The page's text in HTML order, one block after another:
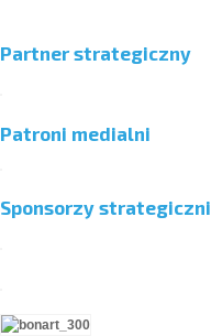
Partner strategiczny
Patroni medialni
Sponsorzy strategiczni